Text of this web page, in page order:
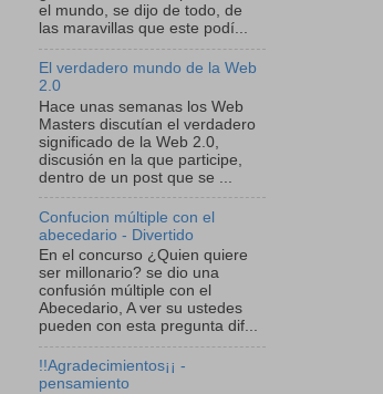
el mundo, se dijo de todo, de
las maravillas que este podí...
El verdadero mundo de la Web
2.0
Hace unas semanas los Web
Masters discutían el verdadero
significado de la Web 2.0,
discusión en la que participe,
dentro de un post que se ...
Confucion múltiple con el
abecedario - Divertido
En el concurso ¿Quien quiere
ser millonario? se dio una
confusión múltiple con el
Abecedario, A ver su ustedes
pueden con esta pregunta dif...
!!Agradecimientos¡¡ -
pensamiento